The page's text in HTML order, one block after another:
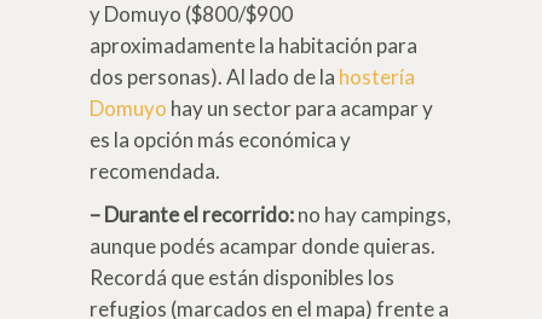
y Domuyo ($800/$900
aproximadamente la habitación para
dos personas). Al lado de la hostería
Domuyo hay un sector para acampar y
es la opción más económica y
recomendada.
– Durante el recorrido:no hay campings,
aunque podés acampar donde quieras.
Recordá que están disponibles los
refugios (marcados en el mapa) frente a